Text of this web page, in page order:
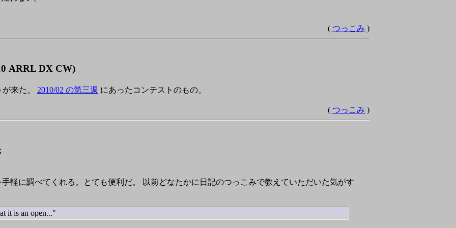
( つっこみ )
ARRL DX CW)
来た。 2010/02 の第三週 にあったコンテストのもの。
( つっこみ )
軽に調べてくれる。とても便利だ。 以前どなたかに日記のつっこみで教えていただいた気がす
it is an open..."